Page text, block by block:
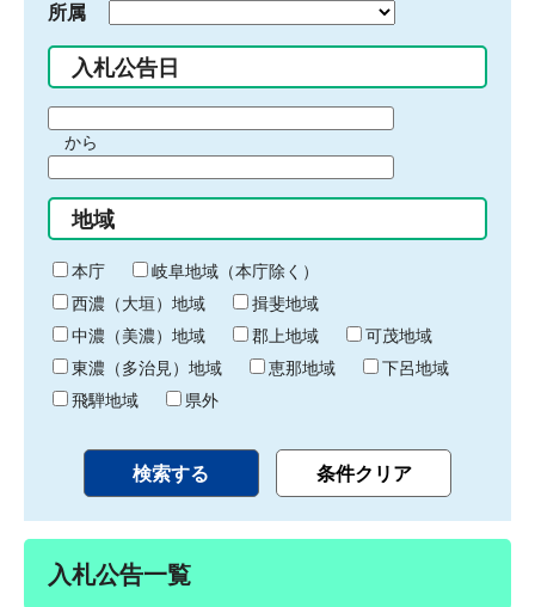
所属
入札公告日
間
始
り
から
間
終
わ
り
地域
本庁
岐阜地域（本庁除く）
西濃（大垣）地域
揖斐地域
中濃（美濃）地域
郡上地域
可茂地域
東濃（多治見）地域
恵那地域
下呂地域
飛騨地域
県外
入札公告一覧